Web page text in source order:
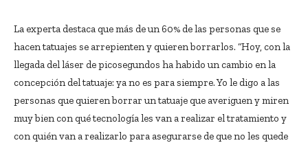
La experta destaca que más de un 60% de las personas que se
hacen tatuajes se arrepienten y quieren borrarlos. “Hoy, con la
llegada del láser de picosegundos ha habido un cambio en la
concepción del tatuaje: ya no es para siempre. Yo le digo a las
personas que quieren borrar un tatuaje que averiguen y miren
muy bien con qué tecnología les van a realizar el tratamiento y
con quién van a realizarlo para asegurarse de que no les quede